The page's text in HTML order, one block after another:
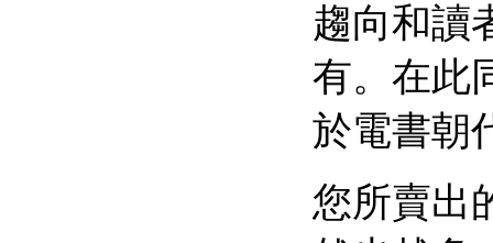
趨向和讀
有。在此
於電書朝
您所賣出